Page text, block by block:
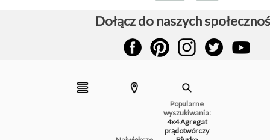
Dołącz do naszych
Popularne
wyszukiwania:
4x4Agregat
prądotwórczy